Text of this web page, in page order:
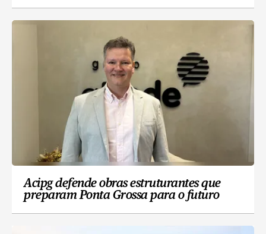
Acipg defende obras estruturantes que
preparam Ponta Grossa para o futuro